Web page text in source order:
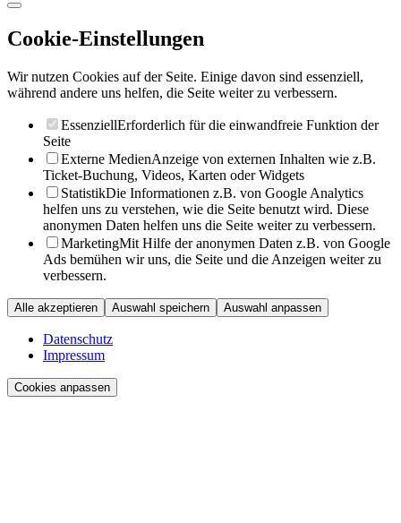
Cookie-Einstellungen
Wir nutzen Cookies auf der Seite. Einige davon sind essenziell,
während andere uns helfen, die Seite weiter zu verbessern.
EssenziellErforderlich für die einwandfreie Funktion der
Seite
Externe MedienAnzeige von externen Inhalten wie z.B.
Ticket-Buchung, Videos, Karten oder Widgets
StatistikDie Informationen z.B. von Google Analytics
helfen uns zu verstehen, wie die Seite benutzt wird. Diese
anonymen Daten helfen uns die Seite weiter zu verbessern.
MarketingMit Hilfe der anonymen Daten z.B. von Google
Ads bemühen wir uns, die Seite und die Anzeigen weiter zu
verbessern.
Alle akzeptieren Auswahl speichern Auswahl anpassen
Datenschutz
Impressum
Cookies anpassen